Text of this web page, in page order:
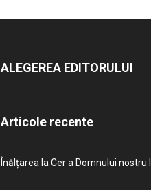
ALEGEREA EDITORULUI
Articole recente
Înălțarea la Cer a Domnului nostru